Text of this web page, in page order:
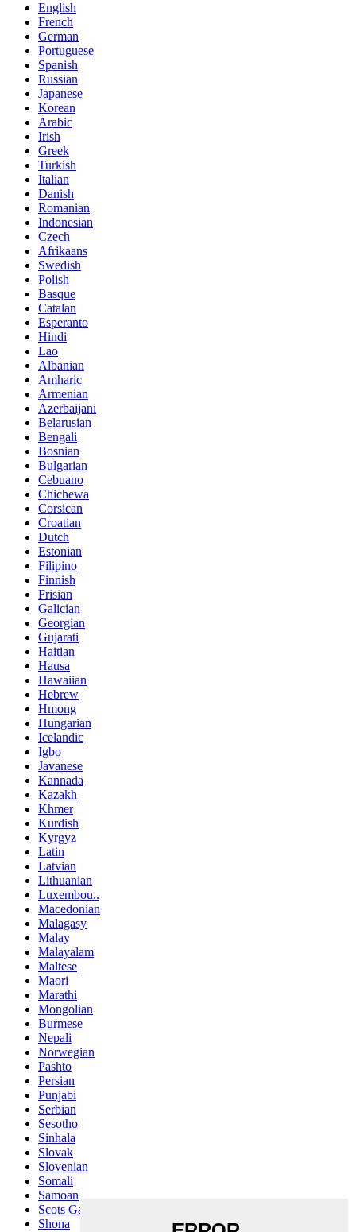
English
French
German
Portuguese
Spanish
Russian
Japanese
Korean
Arabic
Irish
Greek
Turkish
Italian
Danish
Romanian
Indonesian
Czech
Afrikaans
Swedish
Polish
Basque
Catalan
Esperanto
Hindi
Lao
Albanian
Amharic
Armenian
Azerbaijani
Belarusian
Bengali
Bosnian
Bulgarian
Cebuano
Chichewa
Corsican
Croatian
Dutch
Estonian
Filipino
Finnish
Frisian
Galician
Georgian
Gujarati
Haitian
Hausa
Hawaiian
Hebrew
Hmong
Hungarian
Icelandic
Igbo
Javanese
Kannada
Kazakh
Khmer
Kurdish
Kyrgyz
Latin
Latvian
Lithuanian
Luxembou..
Macedonian
Malagasy
Malay
Malayalam
Maltese
Maori
Marathi
Mongolian
Burmese
Nepali
Norwegian
Pashto
Persian
Punjabi
Serbian
Sesotho
Sinhala
Slovak
Slovenian
Somali
Samoan
Scots Gaelic
Shona